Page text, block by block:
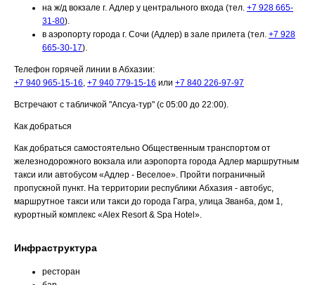
на ж/д вокзале г. Адлер у центрального входа (тел. +7 928 665-
31-80).
в аэропорту города г. Сочи (Адлер) в зале прилета (тел. +7 928
665-30-17).
Телефон горячей линии в Абхазии:
+7 940 965-15-16, +7 940 779-15-16 или +7 840 226-97-97
Встречают с табличкой "Апсуа-тур" (с 05:00 до 22:00).
Как добраться
Как добраться самостоятельно Общественным транспортом от
железнодорожного вокзала или аэропорта города Адлер маршрутным
такси или автобусом «Адлер - Веселое». Пройти пограничный
пропускной пункт. На территории республики Абхазия - автобус,
маршрутное такси или такси до города Гагра, улица Званба, дом 1,
курортный комплекс «Alex Resort & Spa Hotel».
Инфраструктура
ресторан